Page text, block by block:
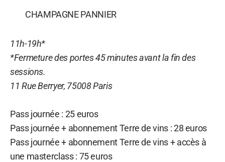
CHAMPAGNE PANNIER
11h-19h*
*Fermeture des portes 45 minutes avant la fin des
sessions.
11 Rue Berryer, 75008 Paris
Pass journée : 25 euros
Pass journée + abonnement Terre de vins : 28 euros
Pass journée + abonnement Terre de vins + accès à
une masterclass : 75 euros